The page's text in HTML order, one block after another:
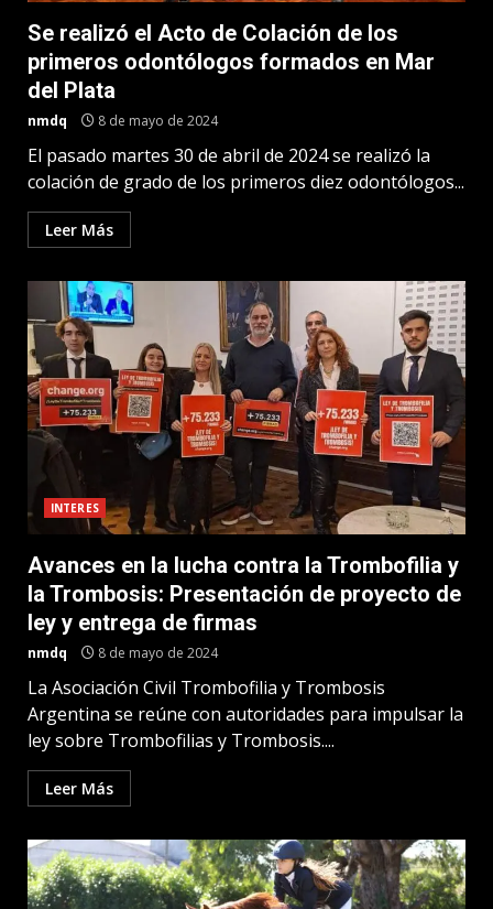
Se realizó el Acto de Colación de los
primeros odontólogos formados en Mar
del Plata
nmdq 8 de mayo de 2024
El pasado martes 30 de abril de 2024 se realizó la
colación de grado de los primeros diez odontólogos...
Leer Más
INTERES
Avances en la lucha contra la Trombofilia y
la Trombosis: Presentación de proyecto de
ley y entrega de firmas
nmdq 8 de mayo de 2024
La Asociación Civil Trombofilia y Trombosis
Argentina se reúne con autoridades para impulsar la
ley sobre Trombofilias y Trombosis....
Leer Más